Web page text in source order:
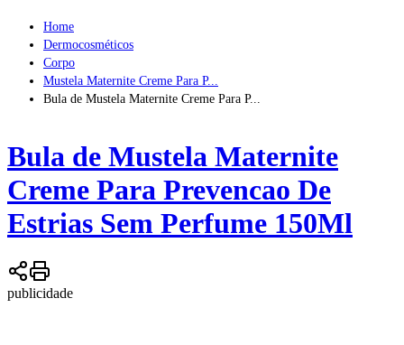
Home
Dermocosméticos
Corpo
Mustela Maternite Creme Para P...
Bula de Mustela Maternite Creme Para P...
Bula de Mustela Maternite
Creme Para Prevencao De
Estrias Sem Perfume 150Ml
publicidade